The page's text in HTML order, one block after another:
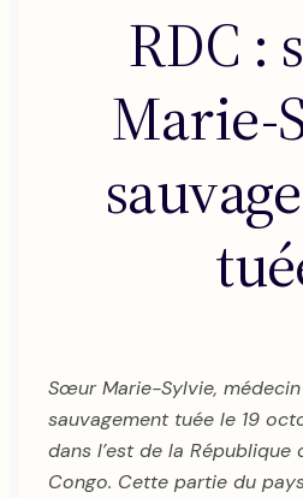
RDC
Marie-
Sœur Marie-Sylvie,
sauvagement tuée le 19
dans l’est de la
Congo. Cette partie du